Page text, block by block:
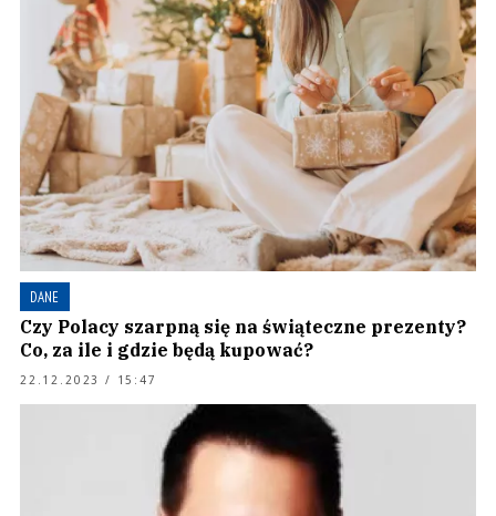
DANE
Czy Polacy szarpną się na świąteczne prezenty?
Co, za ile i gdzie będą kupować?
22.12.2023 / 15:47